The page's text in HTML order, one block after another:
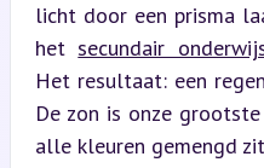
licht door een prisma
het secundair
Het resultaat: een
De zon is onze grootste
alle kleuren gemengd